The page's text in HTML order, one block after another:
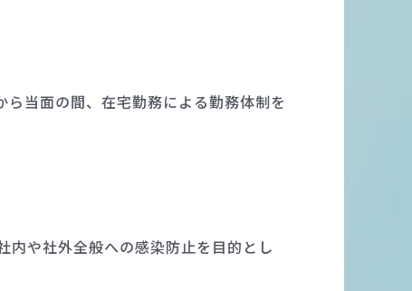
当面の間、在宅勤務による勤務体制を
内や社外全般への感染防止を目的とし